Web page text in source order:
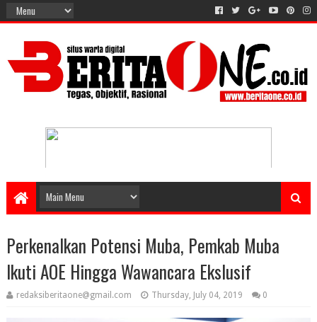
Perkenalkan Potensi Muba, Pemkab Muba
Ikuti AOE Hingga Wawancara Ekslusif
redaksiberitaone@gmail.com Thursday, July 04, 2019 0